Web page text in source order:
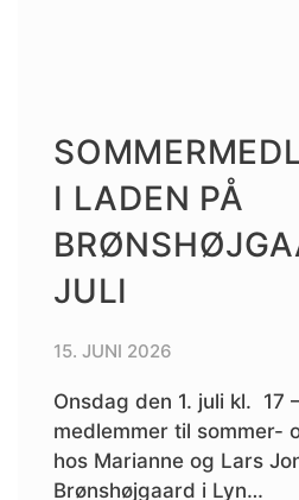
I LADEN PÅ
JULI
15. JUNI 2026
Onsdag den 1. juli kl. 17
medlemmer til sommer-
hos Marianne og Lars
Brønshøjgaard i Lyn…